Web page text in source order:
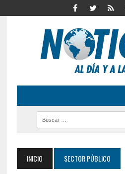
INICIO SECTOR PÚBLICO